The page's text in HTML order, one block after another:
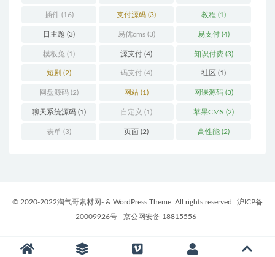
插件(16) 支付源码 (3) 教程 (1)
日主题 (3) 易优cms(3) 易支付 (4)
模板兔 (1) 源支付 (4) 知识付费 (3)
短剧 (2) 码支付 (4) 社区 (1)
网盘源码 (2) 网站 (1) 网课源码 (3)
聊天系统源码 (1) 自定义 (1) 苹果CMS (2)
表单 (3) 页面 (2) 高性能 (2)
© 2020-2022淘气哥素材网- & WordPress Theme. All rights reserved
沪ICP备
20009926号
京公网安备 18815556